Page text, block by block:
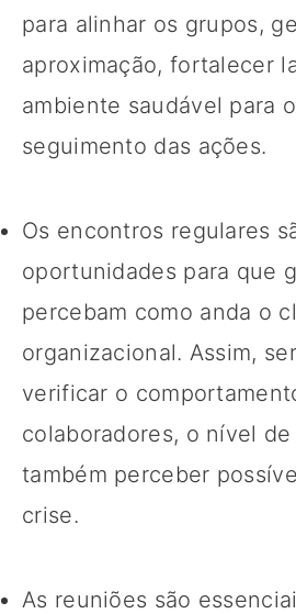
para alinhar os grupos,
aproximação, fortalecer
ambiente saudável para
seguimento das ações.
Os encontros regulares
oportunidades para que
percebam como anda o
organizacional. Assim,
verificar o
colaboradores, o nível
também perceber
crise.
As reuniões são